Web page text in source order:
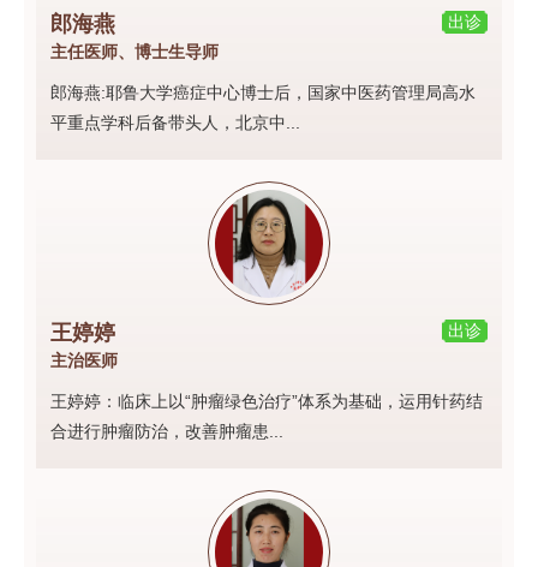
出诊
郎海燕
主任医师、博士生导师
郎海燕:耶鲁大学癌症中心博士后，国家中医药管理局高水
平重点学科后备带头人，北京中...
出诊
王婷婷
主治医师
王婷婷：临床上以“肿瘤绿色治疗”体系为基础，运用针药结
合进行肿瘤防治，改善肿瘤患...